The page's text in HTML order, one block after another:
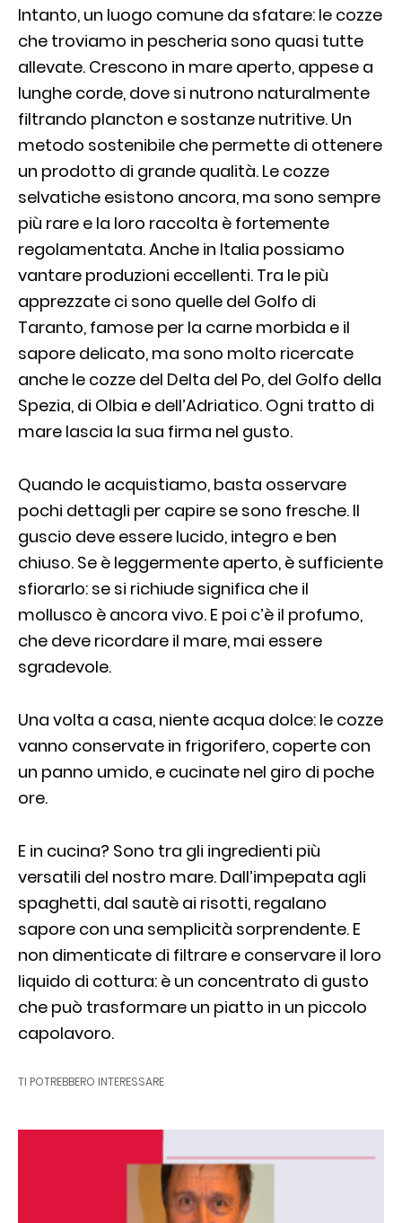
Intanto, un luogo comune da sfatare: le cozze
che troviamo in pescheria sono quasi tutte
allevate. Crescono in mare aperto, appese a
lunghe corde, dove si nutrono naturalmente
filtrando plancton e sostanze nutritive. Un
metodo sostenibile che permette di ottenere
un prodotto di grande qualità. Le cozze
selvatiche esistono ancora, ma sono sempre
più rare e la loro raccolta è fortemente
regolamentata. Anche in Italia possiamo
vantare produzioni eccellenti. Tra le più
apprezzate ci sono quelle del Golfo di
Taranto, famose per la carne morbida e il
sapore delicato, ma sono molto ricercate
anche le cozze del Delta del Po, del Golfo della
Spezia, di Olbia e dell’Adriatico. Ogni tratto di
mare lascia la sua firma nel gusto.
Quando le acquistiamo, basta osservare
pochi dettagli per capire se sono fresche. Il
guscio deve essere lucido, integro e ben
chiuso. Se è leggermente aperto, è sufficiente
sfiorarlo: se si richiude significa che il
mollusco è ancora vivo. E poi c’è il profumo,
che deve ricordare il mare, mai essere
sgradevole.
Una volta a casa, niente acqua dolce: le cozze
vanno conservate in frigorifero, coperte con
un panno umido, e cucinate nel giro di poche
ore.
E in cucina? Sono tra gli ingredienti più
versatili del nostro mare. Dall’impepata agli
spaghetti, dal sautè ai risotti, regalano
sapore con una semplicità sorprendente. E
non dimenticate di filtrare e conservare il loro
liquido di cottura: è un concentrato di gusto
che può trasformare un piatto in un piccolo
capolavoro.
TI POTREBBERO INTERESSARE